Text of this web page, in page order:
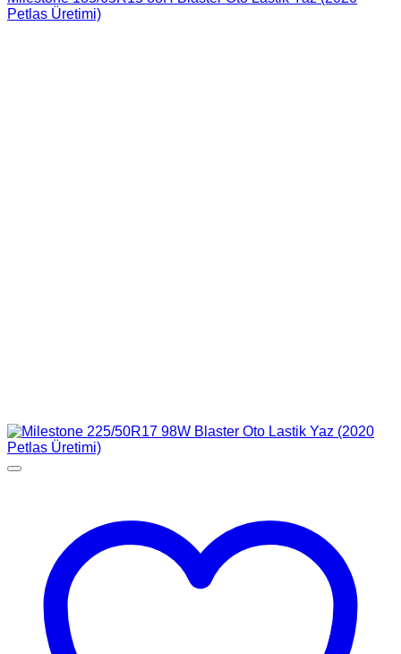
Petlas Üretimi)